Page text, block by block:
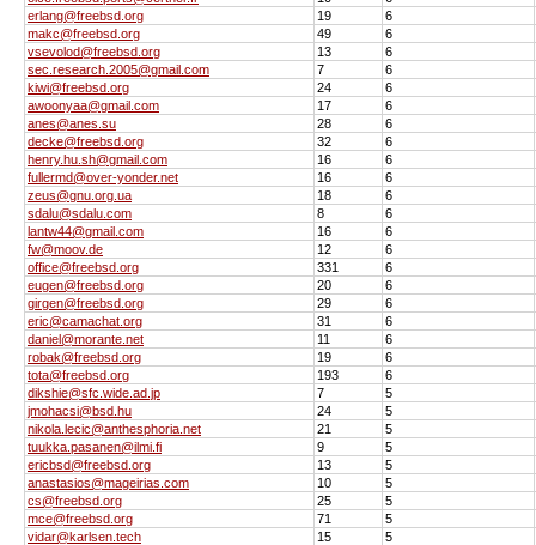
erlang@freebsd.org
19
6
makc@freebsd.org
49
6
vsevolod@freebsd.org
13
6
sec.research.2005@gmail.com
7
6
kiwi@freebsd.org
24
6
awoonyaa@gmail.com
17
6
anes@anes.su
28
6
decke@freebsd.org
32
6
henry.hu.sh@gmail.com
16
6
fullermd@over-yonder.net
16
6
zeus@gnu.org.ua
18
6
sdalu@sdalu.com
8
6
lantw44@gmail.com
16
6
fw@moov.de
12
6
office@freebsd.org
331
6
eugen@freebsd.org
20
6
girgen@freebsd.org
29
6
eric@camachat.org
31
6
daniel@morante.net
11
6
robak@freebsd.org
19
6
tota@freebsd.org
193
6
dikshie@sfc.wide.ad.jp
7
5
jmohacsi@bsd.hu
24
5
nikola.lecic@anthesphoria.net
21
5
tuukka.pasanen@ilmi.fi
9
5
ericbsd@freebsd.org
13
5
anastasios@mageirias.com
10
5
cs@freebsd.org
25
5
mce@freebsd.org
71
5
vidar@karlsen.tech
15
5